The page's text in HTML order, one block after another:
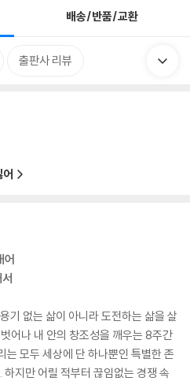
배송/반품/교환
출판사 리뷰
어
어
기 없는 삶이 아니라 도전하는 삶을 살
어나 내 안의 창조성을 깨우는 8주간
는 모두 세상에 단 하나뿐인 특별한 존
지만 어릴 적부터 끊임없는 경쟁 속